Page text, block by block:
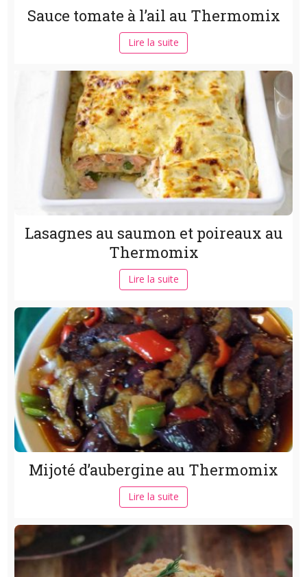
Sauce tomate à l’ail au Thermomix
Lire la suite
Lasagnes au saumon et poireaux au
Thermomix
Lire la suite
Mijoté d’aubergine au Thermomix
Lire la suite